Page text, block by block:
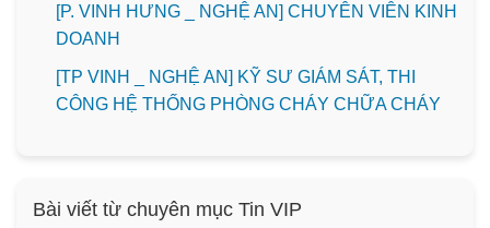
️[P. VINH HƯNG _ NGHỆ AN] CHUYÊN VIÊN KINH
DOANH
[TP VINH _ NGHỆ AN] KỸ SƯ GIÁM SÁT, THI
CÔNG HỆ THỐNG PHÒNG CHÁY CHỮA CHÁY
Bài viết từ chuyên mục Tin VIP